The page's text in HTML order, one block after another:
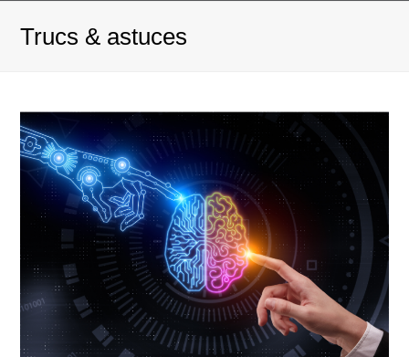
Trucs & astuces